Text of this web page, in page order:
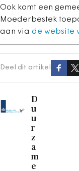
Ook komt een
Moederbestek
aan via de website
Deel dit artikel
D
u
u
r
z
a
m
e